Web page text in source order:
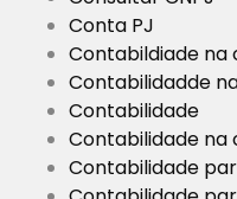
Conta PJ
Contabildiade na
Contabilidadde
Contabilidade
Contabilidade na
Contabilidade